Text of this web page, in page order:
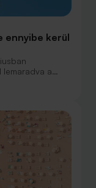
ennyibe kerül
a